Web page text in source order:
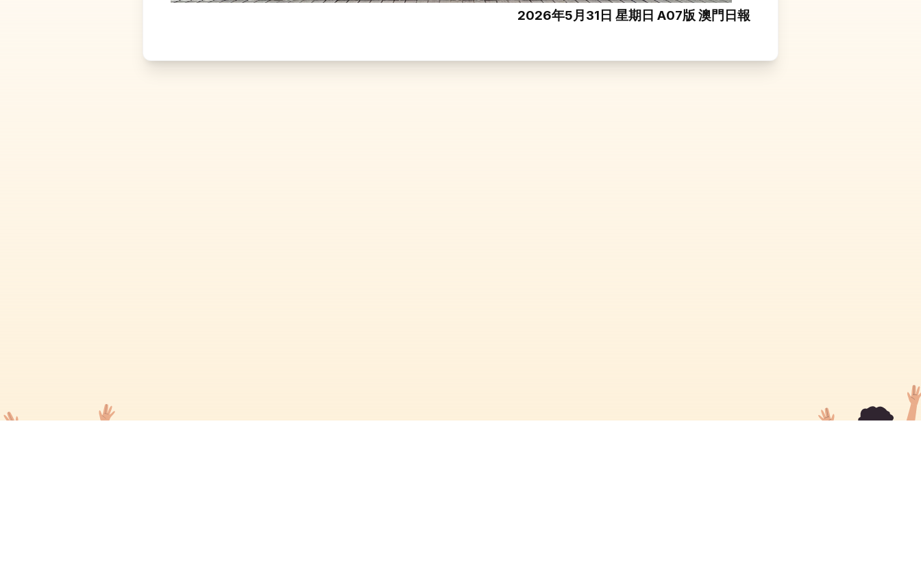
2026年5月31日 星期日 A07版 澳門日報